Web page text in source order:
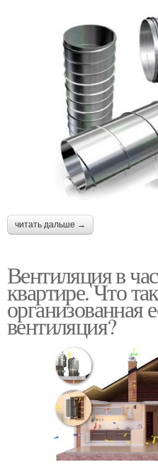
читать дальше →
Вентиляция в
квартире. Что
организованная
вентиляция?